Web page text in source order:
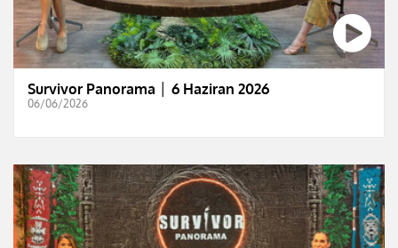
Survivor Panorama │ 6 Haziran 2026
06/06/2026